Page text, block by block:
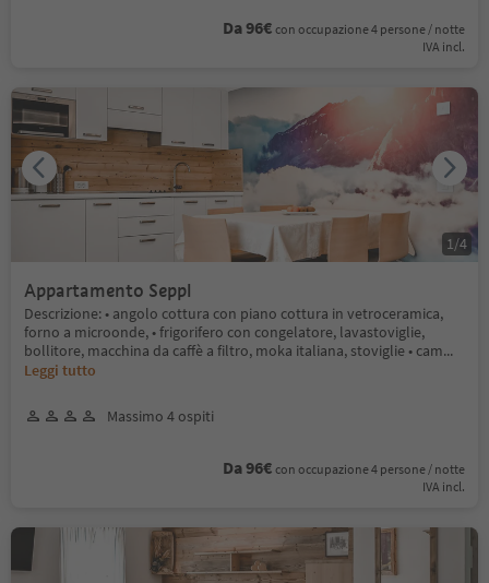
Da 96€ con occupazione 4 persone / notte
IVA incl.
Appartamento Seppl
Descrizione: • angolo cottura con piano cottura in vetroceramica,
forno a microonde, • frigorifero con congelatore, lavastoviglie,
bollitore, macchina da caffè a filtro, moka italiana, stoviglie • cam...
Leggi tutto
Massimo 4 ospiti
Da 96€ con occupazione 4 persone / notte
IVA incl.
1 /4